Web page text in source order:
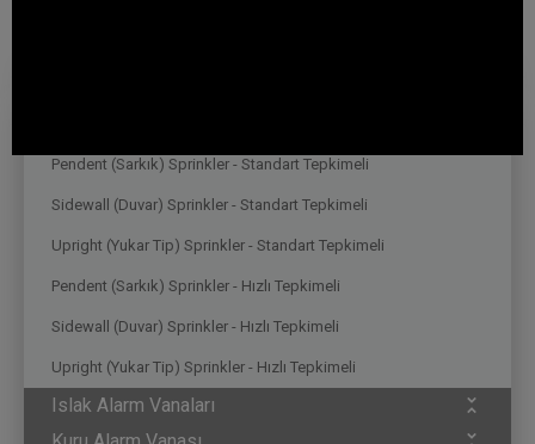
Pendent (Sarkık) Sprinkler - Standart Tepkimeli
Sidewall (Duvar) Sprinkler - Standart Tepkimeli
Upright (Yukar Tip) Sprinkler - Standart Tepkimeli
Pendent (Sarkık) Sprinkler - Hızlı Tepkimeli
Sidewall (Duvar) Sprinkler - Hızlı Tepkimeli
Upright (Yukar Tip) Sprinkler - Hızlı Tepkimeli
Islak Alarm Vanaları